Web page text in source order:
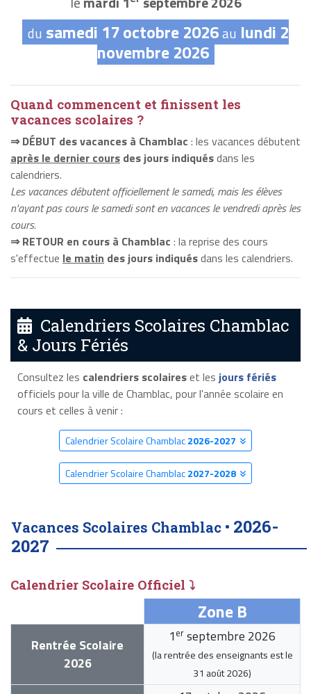
du samedi 17 octobre 2026au lundi 2
novembre 2026
Quand commencent et finissent les
vacances scolaires ?
⇒ DÉBUT des vacances à Chamblac : les vacances débutent
après le dernier cours des jours indiquésdans les
calendriers.
Les vacances débutent officiellement le samedi, mais les élèves
n'ayant pas cours le samedi sont en vacances le vendredi après les
cours.
⇒ RETOUR en cours à Chamblac : la reprise des cours
s'effectue le matin des jours indiquésdans les calendriers.
Calendriers Scolaires Chamblac
& Jours Fériés
Consultez les calendriers scolaireset les jours fériés
officiels pour la ville de Chamblac, pour l'année scolaire en
cours et celles à venir :
Calendrier Scolaire Chamblac2026-2027
Calendrier Scolaire Chamblac2027-2028
Vacances Scolaires Chamblac • 2026-
2027
Calendrier Scolaire Officiel ⤵
Zone B
Rentrée Scolaire
2026
1 er septembre 2026
(la rentrée des enseignants est le
31 août 2026)